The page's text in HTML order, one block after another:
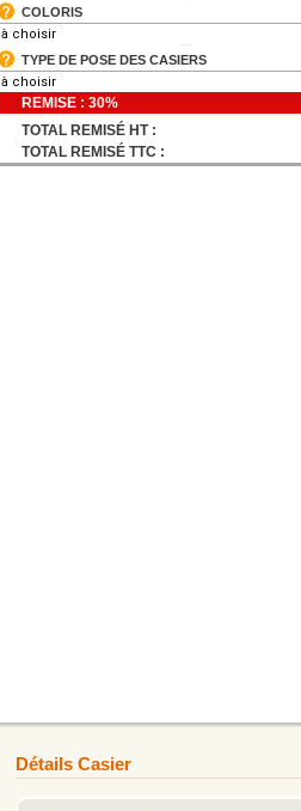
COLORIS
à choisir
TYPE DE POSE DES CASIERS
à choisir
REMISE : 30%
TOTAL REMISÉ HT :
TOTAL REMISÉ TTC :
Détails Casier